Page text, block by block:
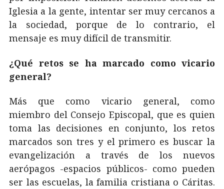
Iglesia a la gente, intentar ser muy cercanos a
la sociedad, porque de lo contrario, el
mensaje es muy difícil de transmitir.
¿Qué retos se ha marcado como vicario
general?
Más que como vicario general, como
miembro del Consejo Episcopal, que es quien
toma las decisiones en conjunto, los retos
marcados son tres y el primero es buscar la
evangelización a través de los nuevos
aerópagos -espacios públicos- como pueden
ser las escuelas, la familia cristiana o Cáritas.